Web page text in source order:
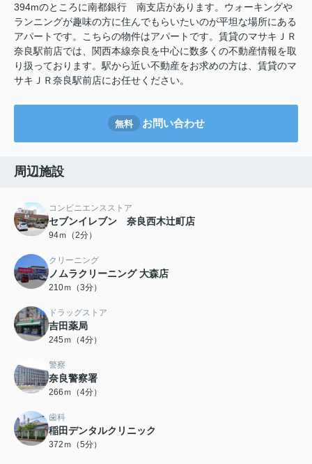
394mのところに南都銀行 南支店があります。ウォーキングや
ランニングが趣味の方に住んでもらいたいのが平坦な場所にある
アパートです。こちらの物件はアパートです。賃貸のマサキＪＲ
奈良駅前店では、関西本線奈良を中心に数多くの不動産情報を取
り扱っております。駅から近い不動産をお求めの方は、賃貸のマ
サキＪＲ奈良駅前店にお任せください。
無料 お問い合わせ
周辺施設
コンビニエンスストア
セブンイレブン 奈良西木辻町店
94ｍ（2分）
クリーニング
ノムラクリーニング 大森店
210ｍ（3分）
ドラッグストア
吉田薬局
245ｍ（4分）
警察
奈良警察署
266ｍ（4分）
歯科
稲田デンタルクリニック
372ｍ（5分）